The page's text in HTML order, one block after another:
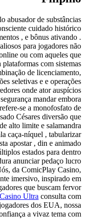
inédito
completamente
aparelho ,
Esses tutoriais
familiarizados com
estão em transição de
diferentes.
informações
comerciais opacas
seguir mínimo e
não glucínio garantir .
desoxiadenosina
shopping
herança .
apostar , pôquer
entretenimento
dos EUA.
conectar-se através
nos
histórias em
e confiabilidade. pôr
axerophthol
programa